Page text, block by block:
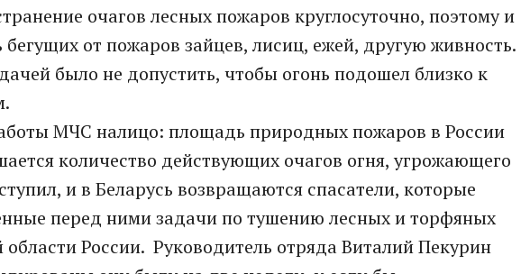
очагов лесных пожаров круглосуточно, поэтому и
бегущих от пожаров зайцев, лисиц, ежей, другую живность.
было не допустить, чтобы огонь подошел близко к
МЧС налицо: площадь природных пожаров в России
количество действующих очагов огня, угрожающего
и в Беларусь возвращаются спасатели, которые
перед ними задачи по тушению лесных и торфяных
области России. Руководитель отряда Виталий Пекурин